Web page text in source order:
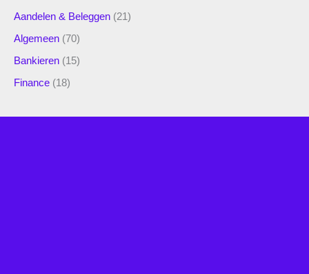
Aandelen & Beleggen (21)
Algemeen (70)
Bankieren (15)
Finance (18)